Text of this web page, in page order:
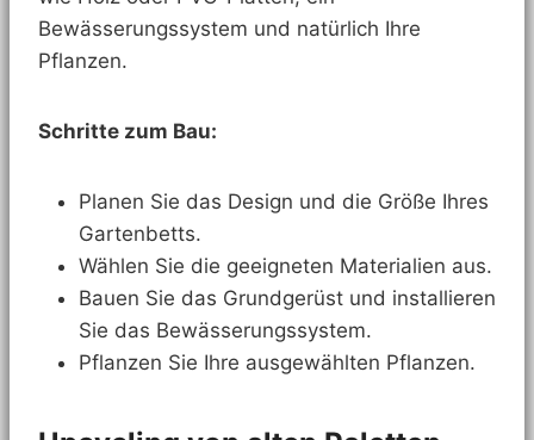
Bewässerungssystem und natürlich Ihre
Pflanzen.
Schritte zum Bau:
Planen Sie das Design und die Größe Ihres
Gartenbetts.
Wählen Sie die geeigneten Materialien aus.
Bauen Sie das Grundgerüst und installieren
Sie das Bewässerungssystem.
Pflanzen Sie Ihre ausgewählten Pflanzen.